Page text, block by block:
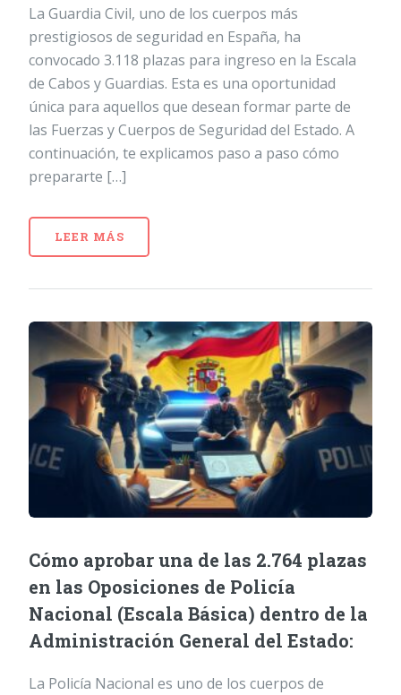
La Guardia Civil, uno de los cuerpos más
prestigiosos de seguridad en España, ha
convocado 3.118 plazas para ingreso en la Escala
de Cabos y Guardias. Esta es una oportunidad
única para aquellos que desean formar parte de
las Fuerzas y Cuerpos de Seguridad del Estado. A
continuación, te explicamos paso a paso cómo
prepararte […]
LEER MÁS
Cómo aprobar una de las 2.764 plazas
en las Oposiciones de Policía
Nacional (Escala Básica) dentro de la
Administración General del Estado:
La Policía Nacional es uno de los cuerpos de